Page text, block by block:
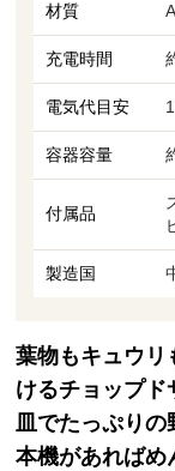
材質
充電時間
電気代目安
容器容量
付属品
製造国
葉物もキュウリ
けるチョップド
皿でたっぷりの
本機があればめ